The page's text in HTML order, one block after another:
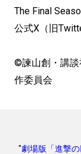
The Final
公式X（旧
©諫山創・講談
作委員会
"劇場版「進撃